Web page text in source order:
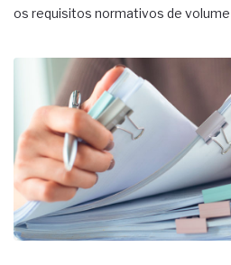
os requisitos normativos de